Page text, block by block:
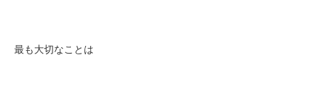
最も大切なことは